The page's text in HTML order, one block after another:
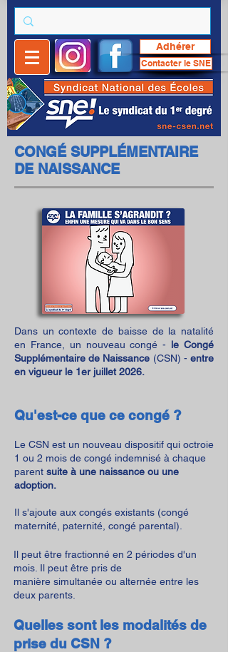
Adhérer
Contacter le SNE
CONGÉ SUPPLÉMENTAIRE
DE NAISSANCE
Dans un contexte de baisse de la natalité
en France, un nouveau congé - le Congé
Supplémentaire de Naissance (CSN) - entre
en vigueur le 1er juillet 2026.
Qu'est-ce que ce congé ?
​Le CSN est un nouveau dispositif qui octroie
1 ou 2 mois de congé indemnisé à chaque
parent suite à une naissance ou une
adoption.
Il s'ajoute aux congés existants (congé
maternité, paternité, congé parental).
Il peut être fractionné en 2 périodes d'un
mois. Il peut être pris de
manière simultanée ou alternée entre les
deux parents.
Quelles sont les modalités de
prise du CSN ?